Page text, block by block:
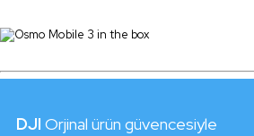
DJI Orjinal ürün güvencesiyle